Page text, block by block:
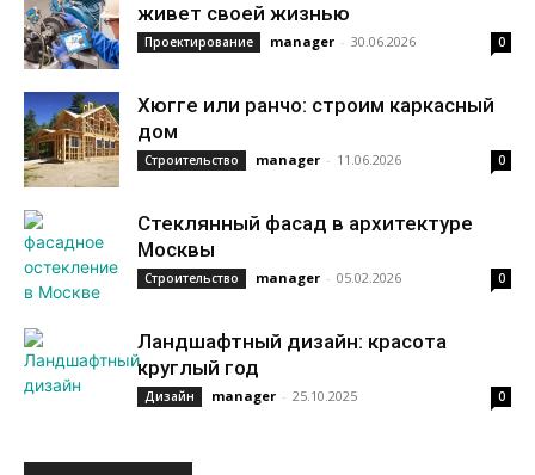
живет своей жизнью
Проектирование manager - 30.06.2026 0
Хюгге или ранчо: строим каркасный
дом
Строительство manager - 11.06.2026 0
Стеклянный фасад в архитектуре
Москвы
Строительство manager - 05.02.2026 0
Ландшафтный дизайн: красота
круглый год
Дизайн manager - 25.10.2025 0